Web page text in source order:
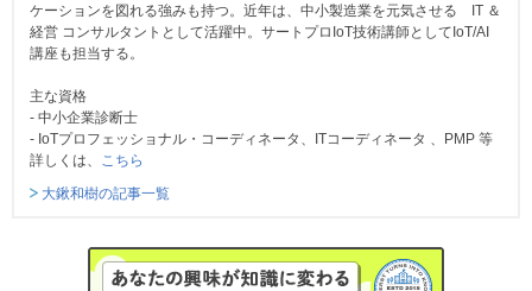
ケーションを図れる強みも持つ。近年は、中小製造業を元気させる IT ＆
経営 コンサルタントとして活躍中。サートプロIoT技術講師としてIoT/AI
講座も担当する。
主な資格
- 中小企業診断士
- IoTプロフェッショナル・コーディネータ、ITコーディネータ 、PMP 等
詳しくは、
こちら
大鍬和樹の記事一覧